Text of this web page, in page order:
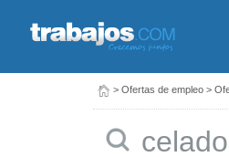
> Ofertas de empleo >